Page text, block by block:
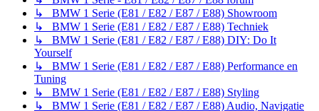
↳ BMW 1 Serie (E81 / E82 / E87 / E88) Showroom
↳ BMW 1 Serie (E81 / E82 / E87 / E88) Techniek
↳ BMW 1 Serie (E81 / E82 / E87 / E88) DIY: Do It
Yourself
↳ BMW 1 Serie (E81 / E82 / E87 / E88) Performance en
Tuning
↳ BMW 1 Serie (E81 / E82 / E87 / E88) Styling
↳ BMW 1 Serie (E81 / E82 / E87 / E88) Audio, Navigatie